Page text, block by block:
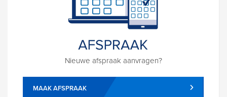
Nieuwe afspraak aanvragen?
MAAK AFSPRAAK